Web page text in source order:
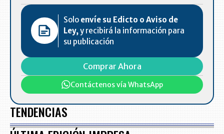
Solo envíe su Edicto o Aviso de
Ley, y recibirá la información para
su publicación
Comprar Ahora
Contáctenos vía WhatsApp
TENDENCIAS